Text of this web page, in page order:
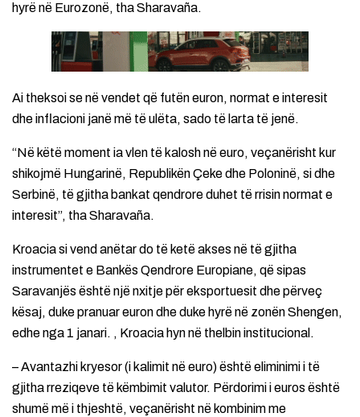
hyrë në Eurozonë, tha Sharavaña.
Ai theksoi se në vendet që futën euron, normat e interesit
dhe inflacioni janë më të ulëta, sado të larta të jenë.
“Në këtë moment ia vlen të kalosh në euro, veçanërisht kur
shikojmë Hungarinë, Republikën Çeke dhe Poloninë, si dhe
Serbinë, të gjitha bankat qendrore duhet të rrisin normat e
interesit”, tha Sharavaña.
Kroacia si vend anëtar do të ketë akses në të gjitha
instrumentet e Bankës Qendrore Europiane, që sipas
Saravanjës është një nxitje për eksportuesit dhe përveç
kësaj, duke pranuar euron dhe duke hyrë në zonën Shengen,
edhe nga 1 janari. , Kroacia hyn në thelbin institucional.
– Avantazhi kryesor (i kalimit në euro) është eliminimi i të
gjitha rreziqeve të këmbimit valutor. Përdorimi i euros është
shumë më i thjeshtë, veçanërisht në kombinim me